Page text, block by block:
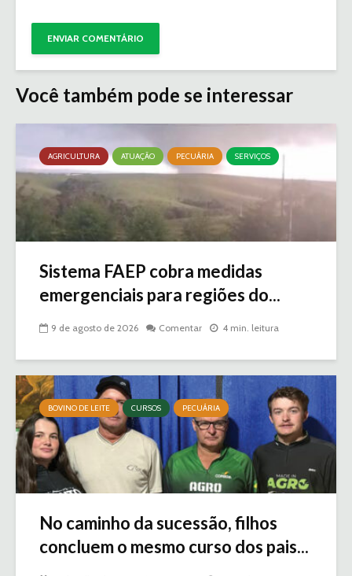
Você também pode se interessar
AGRICULTURA ATUAÇÃO PECUÁRIA SERVIÇOS
Sistema FAEP cobra medidas
emergenciais para regiões do...
9 de agosto de 2026 Comentar 4 min. leitura
BOVINO DE LEITE CURSOS PECUÁRIA
No caminho da sucessão, filhos
concluem o mesmo curso dos pais...